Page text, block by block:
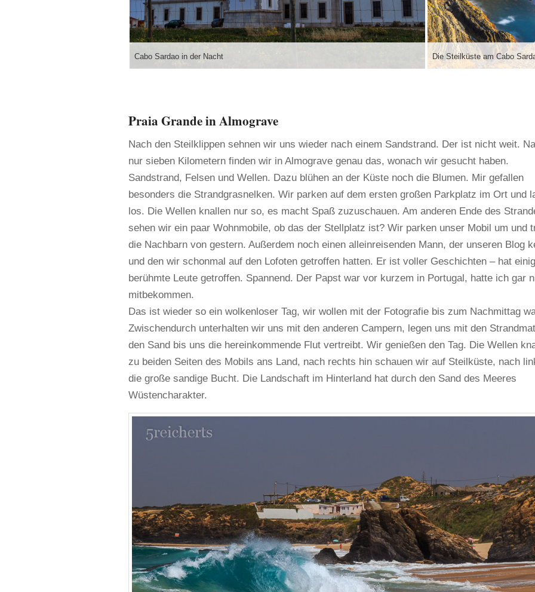
Cabo Sardao in der Nacht Die Steilküste am Cabo
Praia Grande in Almograve
Nach den Steilklippen sehnen wir uns wieder nach einem Sandstrand. Der ist nicht weit.
nur sieben Kilometern finden wir in Almograve genau das, wonach wir gesucht haben.
Sandstrand, Felsen und Wellen. Dazu blühen an der Küste noch die Blumen. Mir gefallen
besonders die Strandgrasnelken. Wir parken auf dem ersten großen Parkplatz im Ort und
los. Die Wellen knallen nur so, es macht Spaß zuzuschauen. Am anderen Ende des
sehen wir ein paar Wohnmobile, ob das der Stellplatz ist? Wir parken unser Mobil um und
die Nachbarn von gestern. Außerdem noch einen alleinreisenden Mann, der unseren Blog
und den wir schonmal auf den Lofoten getroffen hatten. Er ist voller Geschichten – hat
berühmte Leute getroffen. Spannend. Der Papst war vor kurzem in Portugal, hatte ich gar
mitbekommen.
Das ist wieder so ein wolkenloser Tag, wir wollen mit der Fotografie bis zum Nachmittag
Zwischendurch unterhalten wir uns mit den anderen Campern, legen uns mit den
den Sand bis uns die hereinkommende Flut vertreibt. Wir genießen den Tag. Die Wellen
zu beiden Seiten des Mobils ans Land, nach rechts hin schauen wir auf Steilküste, nach
die große sandige Bucht. Die Landschaft im Hinterland hat durch den Sand des Meeres
Wüstencharakter.